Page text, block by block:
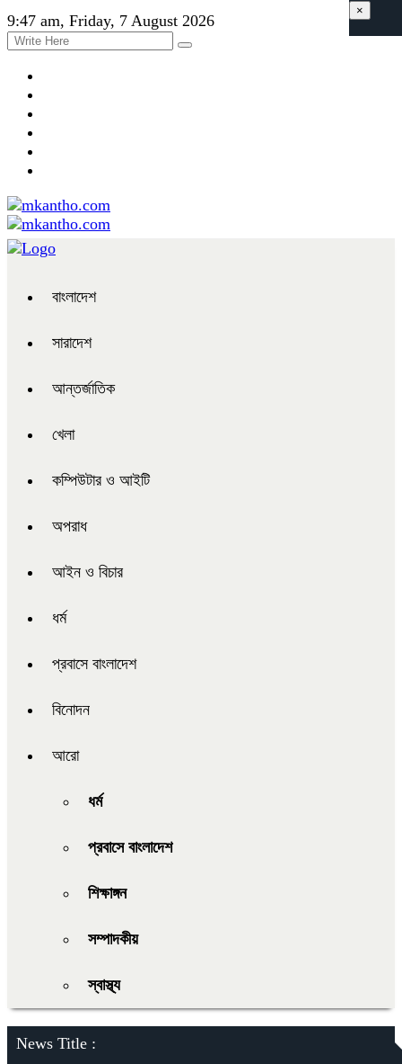
9:47 am, Friday, 7 August 2026
বাংলাদেশ
সারাদেশ
আন্তর্জাতিক
খেলা
কম্পিউটার ও আইটি
অপরাধ
আইন ও বিচার
ধর্ম
প্রবাসে বাংলাদেশ
বিনোদন
আরো
ধর্ম
প্রবাসে বাংলাদেশ
শিক্ষাঙ্গন
সম্পাদকীয়
স্বাস্থ্য
News Title :
×